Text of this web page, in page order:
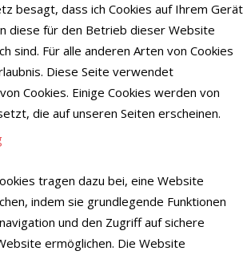
besagt, dass ich Cookies auf Ihrem Gerät
diese für den Betrieb dieser Website
sind. Für alle anderen Arten von Cookies
Diese Seite verwendet
Cookies. Einige Cookies werden von
die auf unseren Seiten erscheinen.
tragen dazu bei, eine Website
indem sie grundlegende Funktionen
und den Zugriff auf sichere
ermöglichen. Die Website